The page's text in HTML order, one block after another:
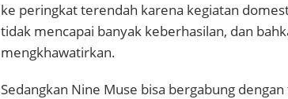
ke peringkat terendah karena kegiatan
tidak mencapai banyak keberhasilan, dan
mengkhawatirkan.
Sedangkan Nine Muse bisa bergabung